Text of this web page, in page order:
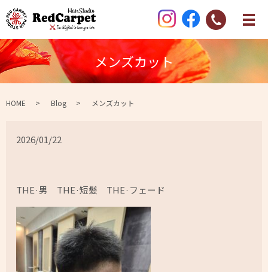
メンズカット
HOME Blog メンズカット
2026/01/22
THE·男 THE·短髪 THE·フェード